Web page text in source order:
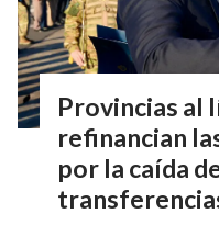
Provincias al
refinancian
por la caída